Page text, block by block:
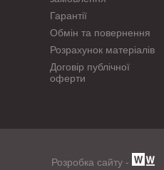
Гарантії
Обмін та повернення
Розрахунок матеріалів
Договір публічної
оферти
Розробка сайту -